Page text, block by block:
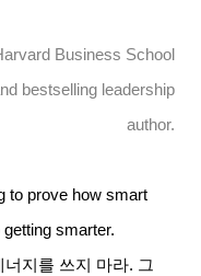
Business School
bestselling leadership
author.
to prove how smart
smarter.
너지를 쓰지 마라. 그